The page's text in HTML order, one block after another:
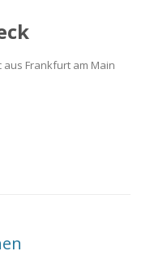
aus Frankfurt am Main